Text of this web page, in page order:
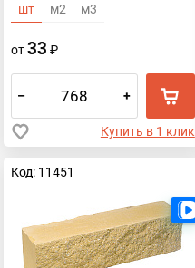
шт м2 м3
от33 ₽
– +
Купить в 1 клик
Код: 11451